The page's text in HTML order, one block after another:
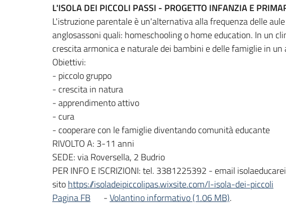
L'ISOLA DEI PICCOLI PASSI - PROGETTO INFANZIA E
L'istruzione parentale è un'alternativa alla frequenza delle
anglosassoni quali: homeschooling o home education. In un
crescita armonica e naturale dei bambini e delle famiglie in
Obiettivi:
- piccolo gruppo
- crescita in natura
- apprendimento attivo
- cura
- cooperare con le famiglie diventando comunità educante
RIVOLTO A: 3-11 anni
SEDE: via Roversella, 2 Budrio
PER INFO E ISCRIZIONI: tel. 3381225392 - email
sitohttps://isoladeipiccolipas.wixsite.com/l-isola-dei-piccoli
Pagina FB
-Volantino informativo (1.06 MB).